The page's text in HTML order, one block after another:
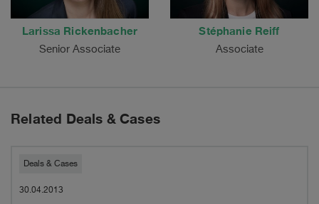
Larissa Rickenbacher
Senior Associate
Stéphanie Reiff
Associate
Related Deals & Cases
Pestalozzi
advises
Deals & Cases
30.04.2013